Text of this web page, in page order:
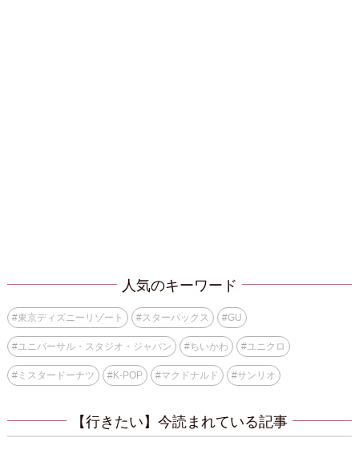
人気のキーワード
#東京ディズニーリゾート #スターバックス #GU
#ユニバーサル・スタジオ・ジャパン #ちいかわ #ユニクロ
#ミスタードーナツ #K-POP #マクドナルド #サンリオ
【行きたい】今読まれている記事